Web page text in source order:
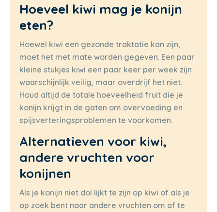
Hoeveel kiwi mag je konijn
eten?
Hoewel kiwi een gezonde traktatie kan zijn,
moet het met mate worden gegeven. Een paar
kleine stukjes kiwi een paar keer per week zijn
waarschijnlijk veilig, maar overdrijf het niet.
Houd altijd de totale hoeveelheid fruit die je
konijn krijgt in de gaten om overvoeding en
spijsverteringsproblemen te voorkomen.
Alternatieven voor kiwi,
andere vruchten voor
konijnen
Als je konijn niet dol lijkt te zijn op kiwi of als je
op zoek bent naar andere vruchten om af te